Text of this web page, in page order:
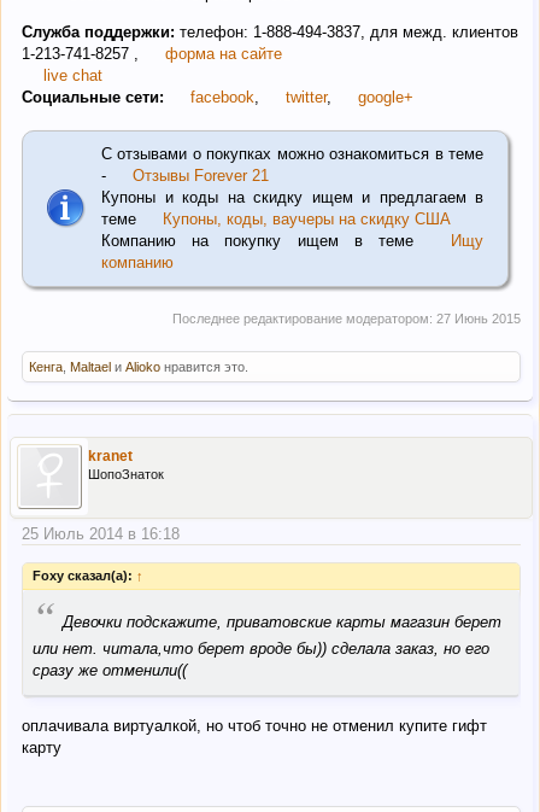
Служба поддержки: телефон: 1-888-494-3837, для межд. клиентов
1-213-741-8257 ,
форма на сайте
live chat
Социальные сети:
facebook twitter, google+
С отзывами о покупках можно ознакомиться в теме
-
Отзывы Forever 21
Купоны и коды на скидку ищем и предлагаем в
теме
Купоны, коды, ваучеры на скидку США
Компанию на покупку ищем в теме
Ищу
компанию
Последнее редактирование модератором: 27 Июнь 2015
Кенга Maltael и Alioko нравится это.
kranet
ШопоЗнаток
25 Июль 2014 в 16:18
Foxy сказал(а): ↑
“ Девочки подскажите, приватовские карты магазин берет
или нет. читала,что берет вроде бы)) сделала заказ, но его
сразу же отменили((
оплачивала виртуалкой, но чтоб точно не отменил купите гифт
карту